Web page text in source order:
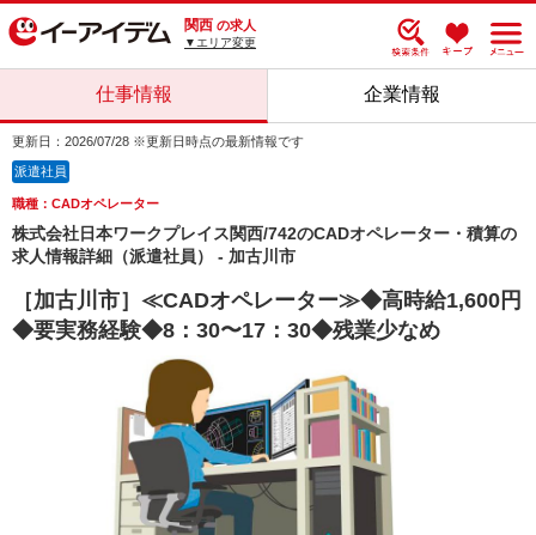
関西 の求人
▼エリア変更
仕事情報 企業情報
更新日：2026/07/28 ※更新日時点の最新情報です
派遣社員
職種：CADオペレーター
株式会社日本ワークプレイス関西/742のCADオペレーター・積算の
求人情報詳細（派遣社員） - 加古川市
［加古川市］≪CADオペレーター≫◆高時給1,600円
◆要実務経験◆8：30〜17：30◆残業少なめ